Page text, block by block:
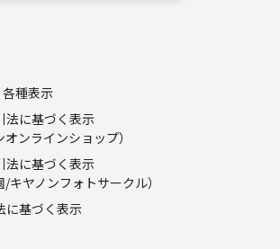
種表示
法に基づく表示
オンラインショップ）
法に基づく表示
/キヤノンフォトサークル）
に基づく表示